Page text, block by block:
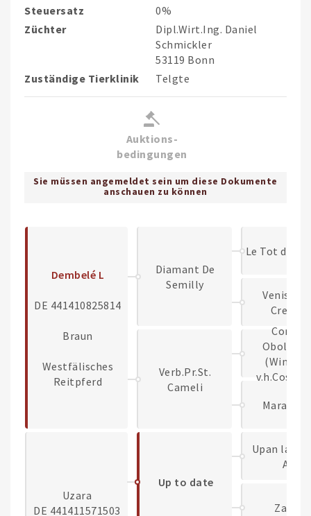
Steuersatz
0%
Züchter
Dipl.Wirt.Ing. Daniel
Schmickler
53119 Bonn
Zuständige Tierklinik
Telgte
Auktions-
bedingungen
Sie müssen angemeldet sein um diese Dokumente
anschauen zu können
Dembelé L
DE 441410825814
Braun
Westfälisches
Reitpferd
Diamant De
Semilly
Le Tot de
Venise
Cresles
Verb.Pr.St.
Cameli
Cornet
Uzara
DE 441411571503
Up to date
Upan la
AA
Zarah